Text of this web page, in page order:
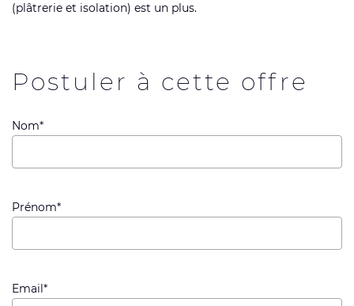
(plâtrerie et isolation) est un plus.
Postuler à cette offre
Nom*
Prénom*
Email*